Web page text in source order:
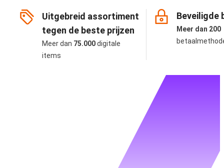
Uitgebreid assortiment
tegen de beste prijzen
Meer dan 75.000digitale
items
Beveiligde
Meer dan 200